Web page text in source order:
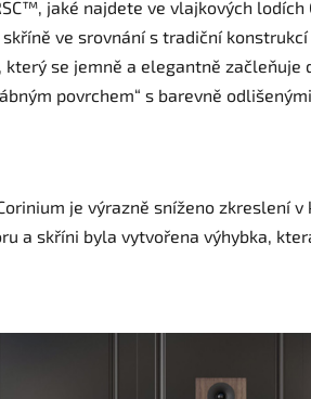
jaké najdete ve vlajkových
ve srovnání s tradiční
se jemně a elegantně
povrchem“ s barevně
je výrazně sníženo zkreslení
a skříni byla vytvořena výhybka,